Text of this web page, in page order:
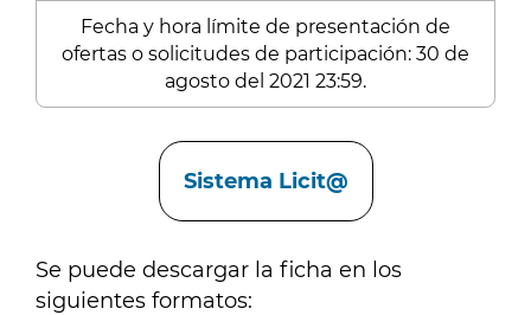
Fecha y hora límite de presentación de
ofertas o solicitudes de participación: 30 de
agosto del 2021 23:59.
Sistema Licit@
Se puede descargar la ficha en los
siguientes formatos: